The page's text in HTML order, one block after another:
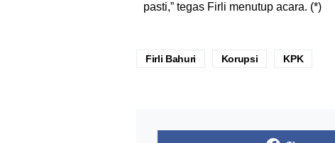
pasti,” tegas Firli menutup acara. (*)
Firli Bahuri Korupsi KPK